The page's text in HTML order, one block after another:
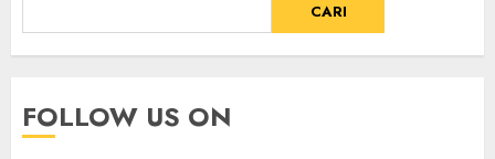
CARI
FOLLOW US ON